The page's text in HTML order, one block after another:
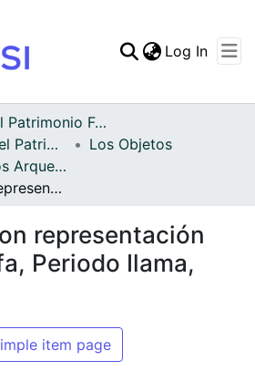
Statistics
Log In
Archivo del Patrimonio Fotográfico y Fílmico del Valle del Cauca
Fondo Archivo del Patrimonio Fotográfico y Fílmico del Valle del Cauca
Los Objetos
APFFVC - Objetos Arqueológico - Patrimonial
Canastero con representación antropomorfa, Periodo Ilama, Calima
representación
Periodo Ilama,
item page